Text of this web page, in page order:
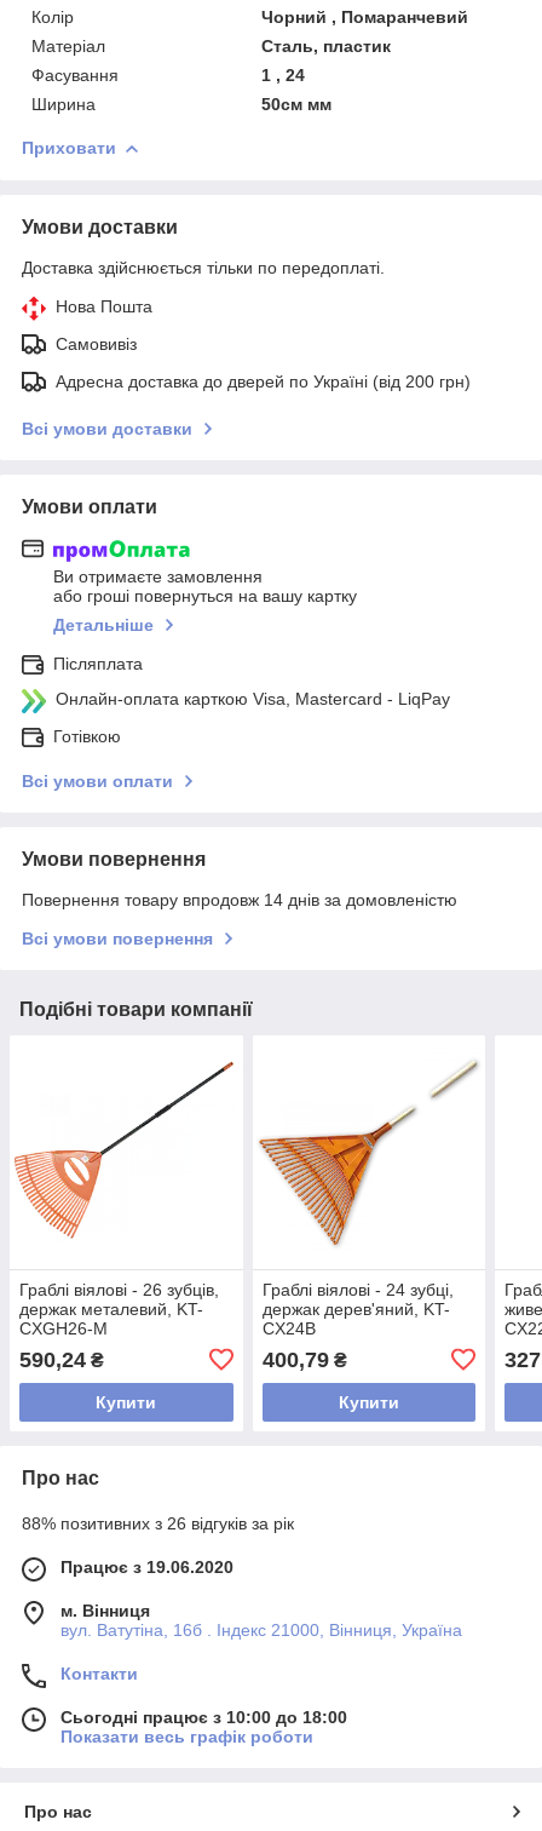
Колір
Чорний , Помаранчевий
Матеріал
Сталь, пластик
Фасування
1 , 24
Ширина
50см мм
Приховати
Умови доставки
Доставка здійснюється тільки по передоплаті.
Нова Пошта
Самовивіз
Адресна доставка до дверей по Україні (від 200 грн)
Всі умови доставки
Умови оплати
Ви отримаєте замовлення
або гроші повернуться на вашу картку
Детальніше
Післяплата
Онлайн-оплата карткою Visa, Mastercard - LiqPay
Готівкою
Всі умови оплати
Умови повернення
Повернення товару впродовж 14 днів за домовленістю
Всі умови повернення
Подібні товари компанії
Граблі віялові - 26 зубців,
держак металевий, KT-
CXGH26-M
590,24 ₴
Купити
Граблі віялові - 24 зубці,
держак дерев'яний, KT-
CX24B
400,79₴
Купити
Про нас
88% позитивних з 26 відгуків за рік
Працює з 19.06.2020
м. Вінниця
вул. Ватутіна, 16б . Індекс 21000, Вінниця, Україна
Контакти
Сьогодні працює з 10:00 до 18:00
Показати весь графік роботи
Про нас